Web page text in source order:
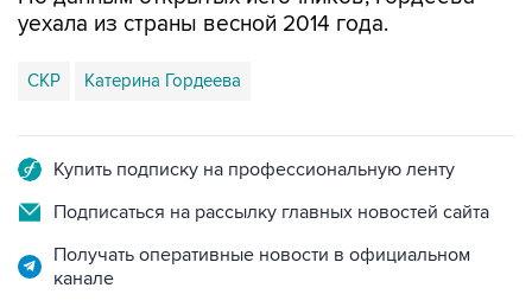
уехала из страны весной 2014 года.
СКР Катерина Гордеева
Купить подписку на профессиональную ленту
Подписаться на рассылку главных новостей сайта
Получать оперативные новости в официальном
канале